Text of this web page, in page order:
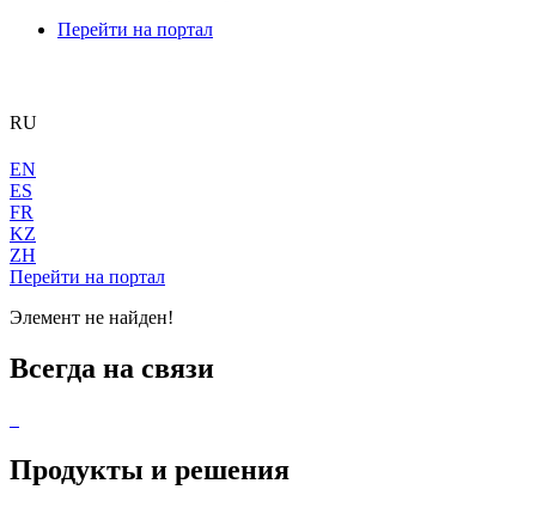
Перейти на портал
RU
EN
ES
FR
KZ
ZH
Перейти на портал
Элемент не найден!
Всегда на связи
Продукты и решения